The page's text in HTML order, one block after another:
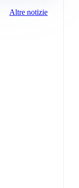
Altre notizie